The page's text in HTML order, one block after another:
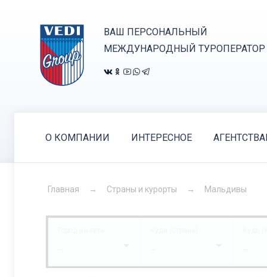
ВАШ ПЕРСОНАЛЬНЫЙ
МЕЖДУНАРОДНЫЙ ТУРОПЕРАТОР
О КОМПАНИИ ИНТЕРЕСНОЕ
Главная Страны и курорты Мальдивы
... ... ...